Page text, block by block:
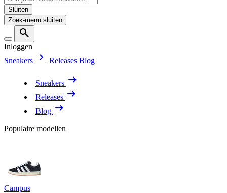
Sluiten
Zoek-menu sluiten
Inloggen
Sneakers
Releases Blog
Sneakers
Releases
Blog
Populaire modellen
Campus